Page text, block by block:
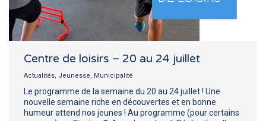
Centre de loisirs – 20 au 24 juillet
Actualités, Jeunesse, Municipalité
Le programme de la semaine du 20 au 24 juillet ! Une
nouvelle semaine riche en découvertes et en bonne
humeur attend nos jeunes ! Au programme (pour certains